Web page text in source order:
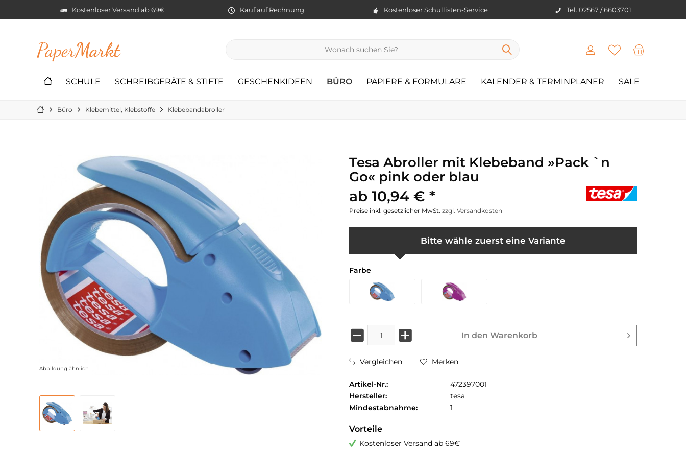
Kostenloser Versand ab 69€ Kauf auf Rechnung Kostenloser Schullisten-Service Tel. 02567 / 6603701
PaperMarkt
SCHULE SCHREIBGERÄTE & STIFTE GESCHENKIDEEN BÜRO PAPIERE & FORMULARE KALENDER & TERMINPLANER SALE
Büro Klebemittel, Klebstoffe Klebebandabroller
Abbildung ähnlich
Tesa Abroller mit Klebeband »Pack `n
Go« pink oder blau
ab 10,94 € *
Preise inkl. gesetzlicher MwSt. zzgl. Versandkosten
Bitte wähle zuerst eine Variante
Farbe
In den Warenkorb
Vergleichen Merken
Artikel-Nr.:
472397001
Hersteller:
tesa
Mindestabnahme:
1
Vorteile
Kostenloser Versand ab 69€